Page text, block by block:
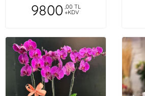
9800 ,00 TL
+KDV